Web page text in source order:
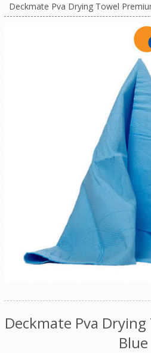
Deckmate Pva Drying Towel
Deckmate Pva
Blue